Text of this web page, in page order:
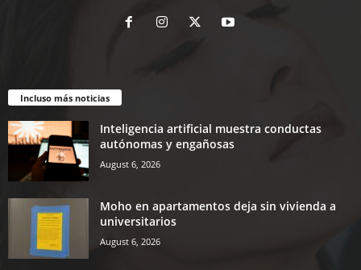
Incluso más noticias
Inteligencia artificial muestra conductas
autónomas y engañosas
August 6, 2026
Moho en apartamentos deja sin vivienda a
universitarios
August 6, 2026